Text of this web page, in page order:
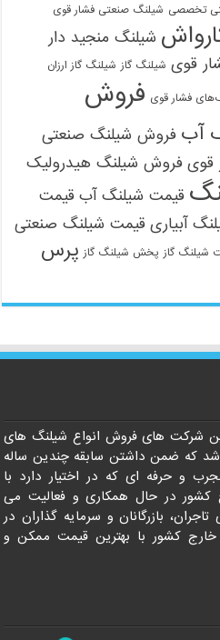
تخصصی شیلنگ صنعتی فشار قوی
شیلنگ منجید دار
قوی شیلنگ گاز شیلنگ گاز ارزان
فشار قوی فروش
آب فروش شیلنگ صنعتی
قوی فروش شیلنگ هیدرولیک
قیمت شیلنگ آب قیمت
آبیاری قیمت شیلنگ صنعتی
شیلنگ گاز پخش شیلنگ گاز پرس
شرکت های فروش انواع شیلنگ های
که ضمن داشتن سابقه چندین ساله
و حرفه ای که در اختیار دارد با
کشور در حال همکاری و فعالیت می
بازرگانان و سرمایه گذاران در
کشور با بهترین قیمت ممکن و
09121161360